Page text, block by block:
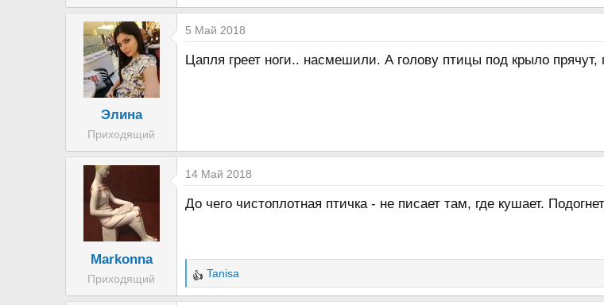
Элина
Приходящий
5 Май 2018
Цапля греет ноги.. насмешили. А голову птицы под крыло прячут,
Markonna
Приходящий
14 Май 2018
До чего чистоплотная птичка - не писает там, где кушает.
Р
е
Tanisa